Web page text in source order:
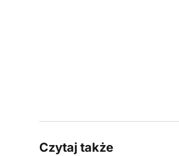
Czytaj także